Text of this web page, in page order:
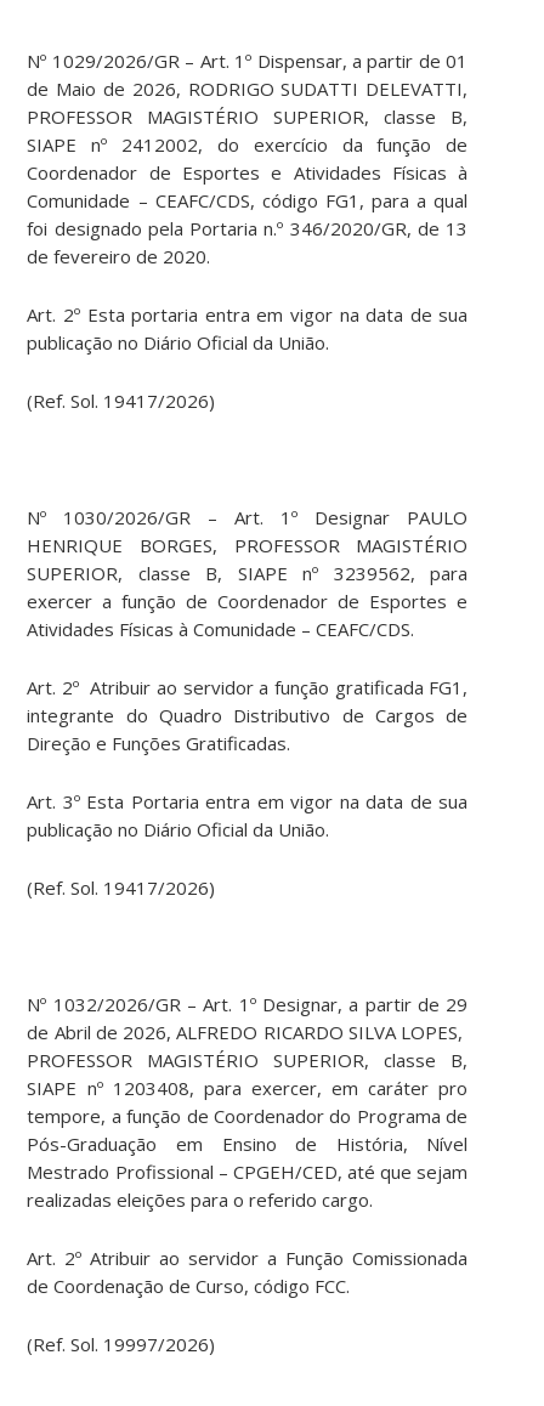
Nº 1029/2026/GR – Art. 1º Dispensar, a partir de 01
de Maio de 2026, RODRIGO SUDATTI DELEVATTI,
PROFESSOR MAGISTÉRIO SUPERIOR, classe B,
SIAPE nº 2412002, do exercício da função de
Coordenador de Esportes e Atividades Físicas à
Comunidade – CEAFC/CDS, código FG1, para a qual
foi designado pela Portaria n.º 346/2020/GR, de 13
de fevereiro de 2020.
Art. 2º Esta portaria entra em vigor na data de sua
publicação no Diário Oficial da União.
(Ref. Sol. 19417/2026)
Nº 1030/2026/GR – Art. 1º Designar PAULO
HENRIQUE BORGES, PROFESSOR MAGISTÉRIO
SUPERIOR, classe B, SIAPE nº 3239562, para
exercer a função de Coordenador de Esportes e
Atividades Físicas à Comunidade – CEAFC/CDS.
Art. 2º Atribuir ao servidor a função gratificada FG1,
integrante do Quadro Distributivo de Cargos de
Direção e Funções Gratificadas.
Art. 3º Esta Portaria entra em vigor na data de sua
publicação no Diário Oficial da União.
(Ref. Sol. 19417/2026)
Nº 1032/2026/GR – Art. 1º Designar, a partir de 29
de Abril de 2026, ALFREDO RICARDO SILVA LOPES,
PROFESSOR MAGISTÉRIO SUPERIOR, classe B,
SIAPE nº 1203408, para exercer, em caráter pro
tempore, a função de Coordenador do Programa de
Pós-Graduação em Ensino de História, Nível
Mestrado Profissional – CPGEH/CED, até que sejam
realizadas eleições para o referido cargo.
Art. 2º Atribuir ao servidor a Função Comissionada
de Coordenação de Curso, código FCC.
(Ref. Sol. 19997/2026)